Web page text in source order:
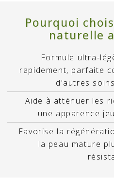
Pourquoi
naturelle
Formule ultra-
rapidement, parfaite
d'autres
Aide à atténuer les
une apparence
Favorise la
la peau mature